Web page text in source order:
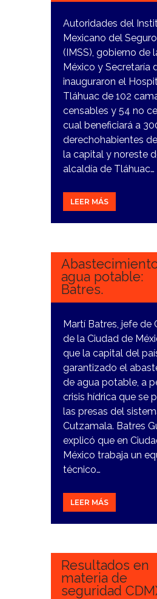
Autoridades del
Mexicano del
(IMSS), gobierno de
México y Secretaría
inauguraron el
Tláhuac de 102
censables y 54 no
cual beneficiará a
derechohabientes
la capital y noreste
alcaldía de Tláhuac…
LEER MÁS
20
agua potable:
Batres.
Martí Batres, jefe de
de la Ciudad de
que la capital del
garantizado el
de agua potable, a
crisis hídrica que se
las presas del
Cutzamala. Batres
explicó que en
México trabaja un
técnico…
LEER MÁS
16
Resultados en
materia de
seguridad